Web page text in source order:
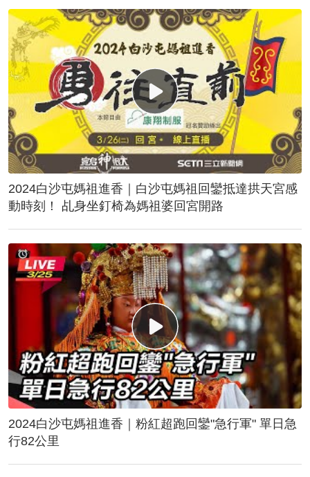
2024白沙屯媽祖進香｜白沙屯媽祖回鑾抵達拱天宮感
動時刻！ 乩身坐釘椅為媽祖婆回宮開路
2024白沙屯媽祖進香｜粉紅超跑回鑾"急行軍" 單日急
行82公里